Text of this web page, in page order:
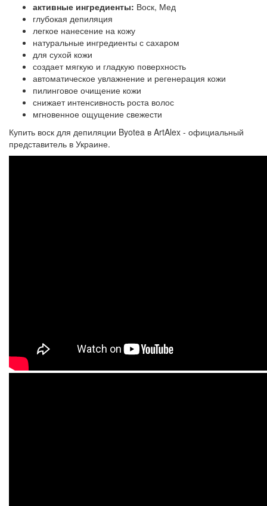
активные ингредиенты: Воск, Мед
глубокая депиляция
легкое нанесение на кожу
натуральные ингредиенты с сахаром
для сухой кожи
создает мягкую и гладкую поверхность
автоматическое увлажнение и регенерация кожи
пилинговое очищение кожи
снижает интенсивность роста волос
мгновенное ощущение свежести
Купить воск для депиляции Byotea в ArtAlex - официальный
представитель в Украине.